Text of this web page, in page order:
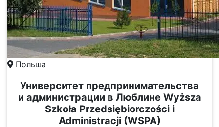
Польша
Университет предпринимательства
и администрации в Люблине Wyższa
Szkoła Przedsiębiorczości i
Administracji (WSPA)